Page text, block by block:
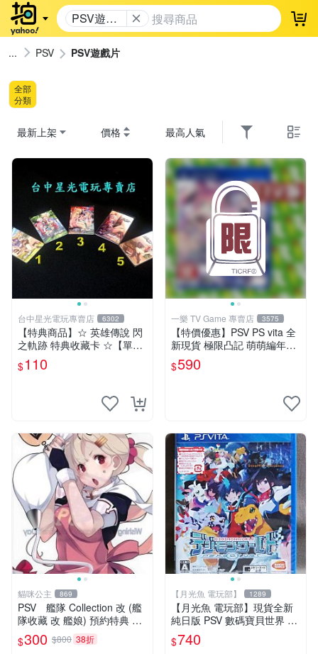
PSV遊戲
片
登
PSV PSV遊戲片
全部
分類
最新上架 價格 最高人氣
台中星光電玩專賣店 6302
【特典商品】☆ 英雄傳說 閃
之軌跡 特典收藏卡 ☆【單張
販售 可挑款】台中星光電玩
$110
一樂 TV Game 專賣店 3575
【特價優惠】PSV PS vita 全
新現貨 極限凸記 萌萌編年史
亞日版 日文版【台中一樂電
玩】
$590
貓咪公主 869
PSV 艦隊 Collection 改 (艦
隊收藏 改 艦娘) 預約特典 特
製資料夾 (不含PSV遊戲片)
全新品
$300 $800 38折
【月光魚 電玩部】 1289
【月光魚 電玩部】現貨全新
純日版 PSV 數碼寶貝世界 ne
xt 0rder 日版日文
$740